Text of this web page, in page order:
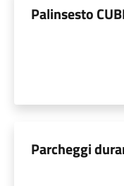
Palinsesto
Parcheggi